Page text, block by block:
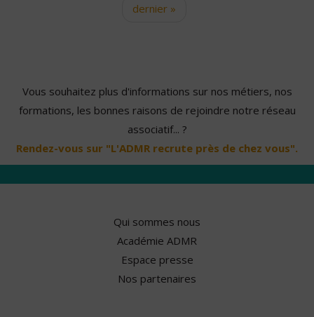
dernier »
Vous souhaitez plus d'informations sur nos métiers, nos
formations, les bonnes raisons de rejoindre notre réseau
associatif... ?
Rendez-vous sur "L'ADMR recrute près de chez vous".
Qui sommes nous
Académie ADMR
Espace presse
Nos partenaires